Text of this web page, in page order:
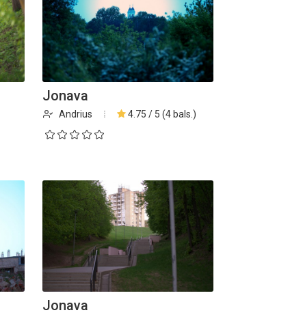
Jonava
Andrius 4.75 / 5 (4 bals.)
Jonava